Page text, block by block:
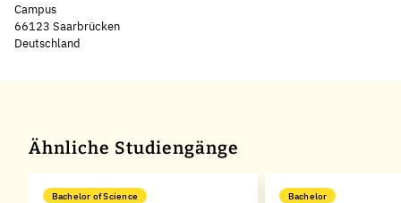
Campus
66123 Saarbrücken
Deutschland
Ähnliche Studiengänge
Bachelor of Science Bachelor